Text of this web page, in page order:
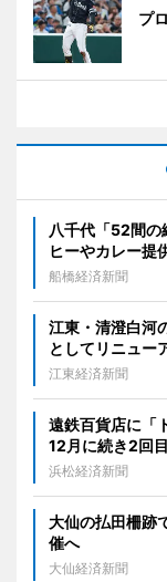
プ
八千代「52間
ヒーやカレー提
船橋経済新聞
江東・清澄白河
としてリニュー
江東経済新聞
遠鉄百貨店に「
12月に続き2回目
浜松経済新聞
大仙の払田柵跡
催へ
大仙経済新聞